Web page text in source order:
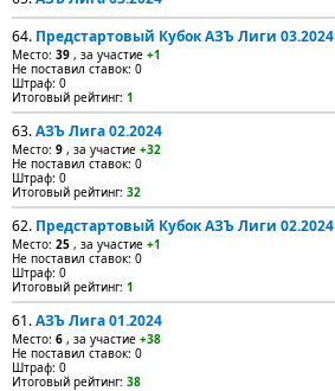
64. Предстартовый Кубок АЗЪ Лиги 03.2024
Место: 39 , за участие +1
Не поставил ставок: 0
Штраф: 0
Итоговый рейтинг: 1
63.АЗЪ Лига 02.2024
Место: 9 , за участие +32
Не поставил ставок: 0
Штраф: 0
Итоговый рейтинг: 32
62. Предстартовый Кубок АЗЪ Лиги 02.2024
Место: 25 , за участие +1
Не поставил ставок: 0
Штраф: 0
Итоговый рейтинг: 1
61.АЗЪ Лига 01.2024
Место: 6 , за участие +38
Не поставил ставок: 0
Штраф: 0
Итоговый рейтинг: 38